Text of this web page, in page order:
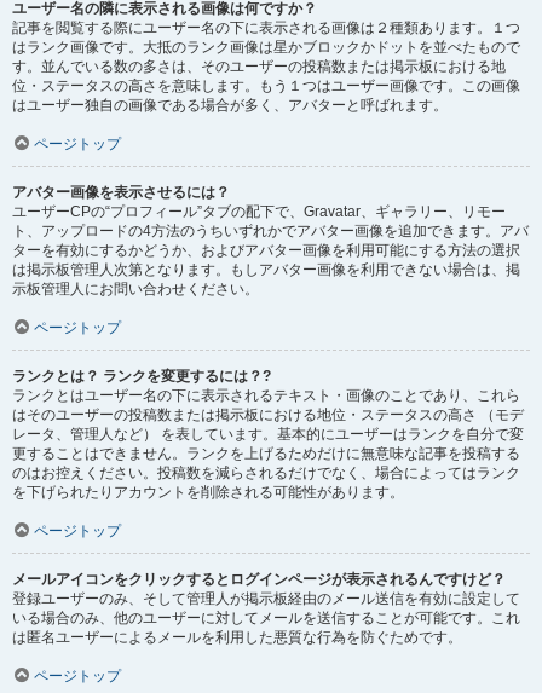
ユーザー名の隣に表示される画像は何ですか？
記事を閲覧する際にユーザー名の下に表示される画像は２種類あります。１つ
はランク画像です。大抵のランク画像は星かブロックかドットを並べたもので
す。並んでいる数の多さは、そのユーザーの投稿数または掲示板における地
位・ステータスの高さを意味します。もう１つはユーザー画像です。この画像
はユーザー独自の画像である場合が多く、アバターと呼ばれます。
ページトップ
アバター画像を表示させるには？
ユーザーCPの“プロフィール”タブの配下で、Gravatar、ギャラリー、リモー
ト、アップロードの4方法のうちいずれかでアバター画像を追加できます。アバ
ターを有効にするかどうか、およびアバター画像を利用可能にする方法の選択
は掲示板管理人次第となります。もしアバター画像を利用できない場合は、掲
示板管理人にお問い合わせください。
ページトップ
ランクとは？ ランクを変更するには？?
ランクとはユーザー名の下に表示されるテキスト・画像のことであり、これら
はそのユーザーの投稿数または掲示板における地位・ステータスの高さ （モデ
レータ、管理人など） を表しています。基本的にユーザーはランクを自分で変
更することはできません。ランクを上げるためだけに無意味な記事を投稿する
のはお控えください。投稿数を減らされるだけでなく、場合によってはランク
を下げられたりアカウントを削除される可能性があります。
ページトップ
メールアイコンをクリックするとログインページが表示されるんですけど？
登録ユーザーのみ、そして管理人が掲示板経由のメール送信を有効に設定して
いる場合のみ、他のユーザーに対してメールを送信することが可能です。これ
は匿名ユーザーによるメールを利用した悪質な行為を防ぐためです。
ページトップ